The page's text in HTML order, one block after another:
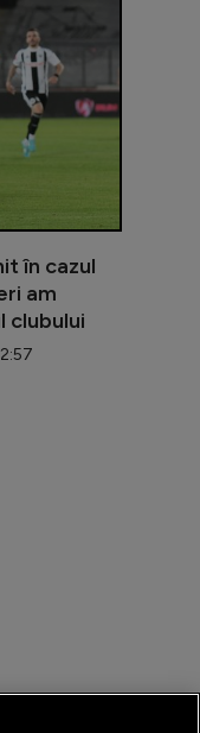
în cazul
am
clubului
"U" Cluj a fost